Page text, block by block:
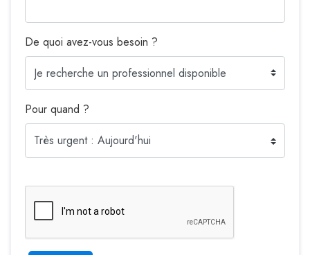
De quoi avez-vous besoin ?
Pour quand ?